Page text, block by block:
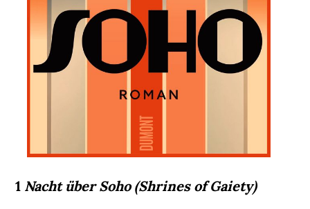
1 Nacht über Soho (Shrines of Gaiety)